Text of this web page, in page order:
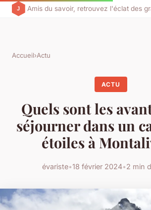
Amis du savoir, retrouvez l'éclat des
Accueil›Actu
ACTU
Quels sont les
séjourner dans un
étoiles à
évariste•18 février 2024•2 min